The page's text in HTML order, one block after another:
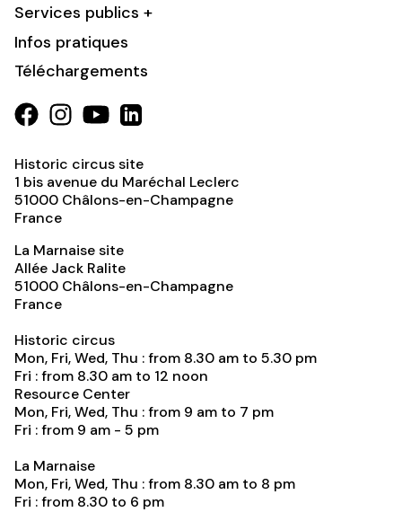
Services publics +
Infos pratiques
Téléchargements
Historic circus site
1 bis avenue du Maréchal Leclerc
51000 Châlons-en-Champagne
France
La Marnaise site
Allée Jack Ralite
51000 Châlons-en-Champagne
France
Historic circus
Mon, Fri, Wed, Thu : from 8.30 am to 5.30 pm
Fri : from 8.30 am to 12 noon
Resource Center
Mon, Fri, Wed, Thu : from 9 am to 7 pm
Fri : from 9 am - 5 pm
La Marnaise
Mon, Fri, Wed, Thu : from 8.30 am to 8 pm
Fri : from 8.30 to 6 pm